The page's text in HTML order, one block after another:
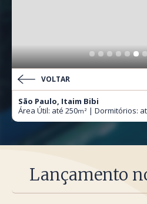
VOLTAR
São Paulo, Itaim Bibi
Área Útil: até 250m² | Dormitórios:
Lançamento